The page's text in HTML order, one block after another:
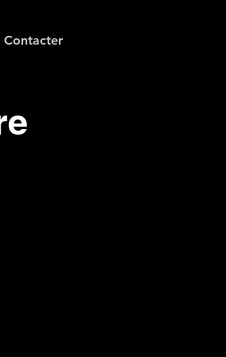
Contacter